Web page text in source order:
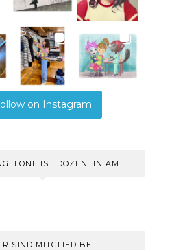
on Instagram
IST DOZENTIN AM
SIND MITGLIED BEI